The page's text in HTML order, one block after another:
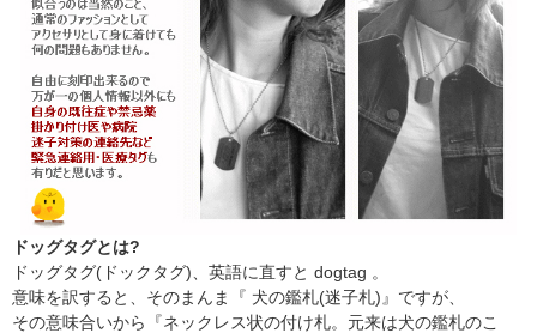
ドッグタグとは?
ドッグタグ(ドックタグ)、英語に直すと dogtag 。
意味を訳すると、そのまんま『 犬の鑑札(迷子札)』ですが、
その意味合いから『ネックレス状の付け札。元来は犬の鑑札のこ